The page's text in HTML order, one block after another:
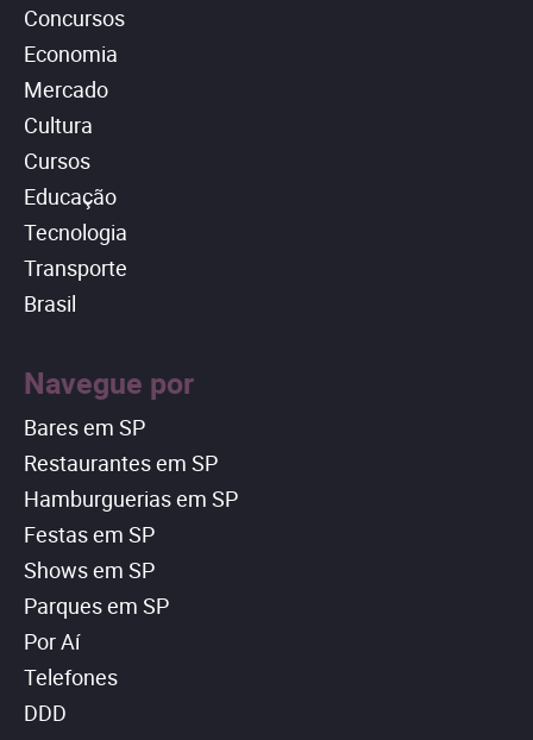
Concursos
Economia
Mercado
Cultura
Cursos
Educação
Tecnologia
Transporte
Brasil
Navegue por
Bares em SP
Restaurantes em SP
Hamburguerias em SP
Festas em SP
Shows em SP
Parques em SP
Por Aí
Telefones
DDD